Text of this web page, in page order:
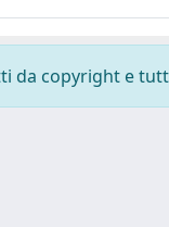
da copyright e